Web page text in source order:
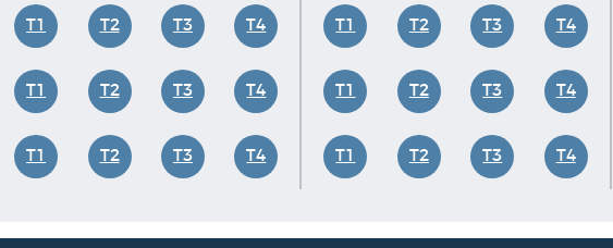
T1 T2 T3 T4
T1 T2 T3 T4
T1 T2 T3 T4
T1 T2 T3 T4
T1 T2 T3 T4
T1 T2 T3 T4